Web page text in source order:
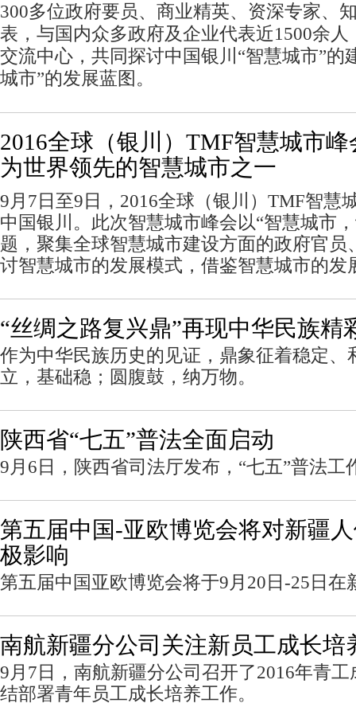
300多位政府要员、商业精英、资深专家、
表，与国内众多政府及企业代表近1500余人
交流中心，共同探讨中国银川“智慧城市”的
城市”的发展蓝图。
2016全球（银川）TMF智慧城市
为世界领先的智慧城市之一
9 月 7 日至9 日， 2016全球（银川） TMF智慧
中国银川。此次智慧城市峰会以“智慧城市
题，聚集全球智慧城市建设方面的政府官员
讨智慧城市的发展模式，借鉴智慧城市的发
“丝绸之路复兴鼎”再现中华民族精
作为中华民族历史的见证，鼎象征着稳定、
立，基础稳；圆腹鼓，纳万物。
陕西省“七五”普法全面启动
9月6日，陕西省司法厅发布，“七五”普法工
第五届中国-亚欧博览会将对新疆
极影响
第五届中国亚欧博览会将于9月20日-25日在
南航新疆分公司关注新员工成长培
9月7日，南航新疆分公司召开了2016年青
结部署青年员工成长培养工作。